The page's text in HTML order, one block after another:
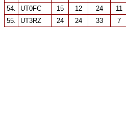
54.
UT0FC 15 12 24 11
55.
UT3RZ 24 24 33 7